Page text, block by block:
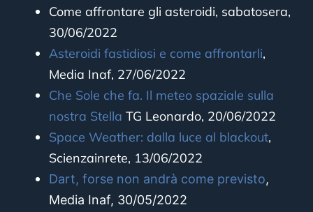
Come affrontare gli asteroidi, sabatosera,
30/06/2022
Asteroidi fastidiosi e come affrontarli,
Media Inaf, 27/06/2022
Che Sole che fa. Il meteo spaziale sulla
nostra Stella TG Leonardo, 20/06/2022
Space Weather: dalla luce al blackout,
Scienzainrete, 13/06/2022
Dart, forse non andrà come previsto,
Media Inaf, 30/05/2022